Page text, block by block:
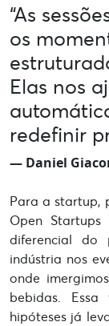
“As
os
Elas nos
redefinir
— Daniel
Para a startup,
Open
diferencial do
indústria nos
onde
bebidas.
hipóteses já